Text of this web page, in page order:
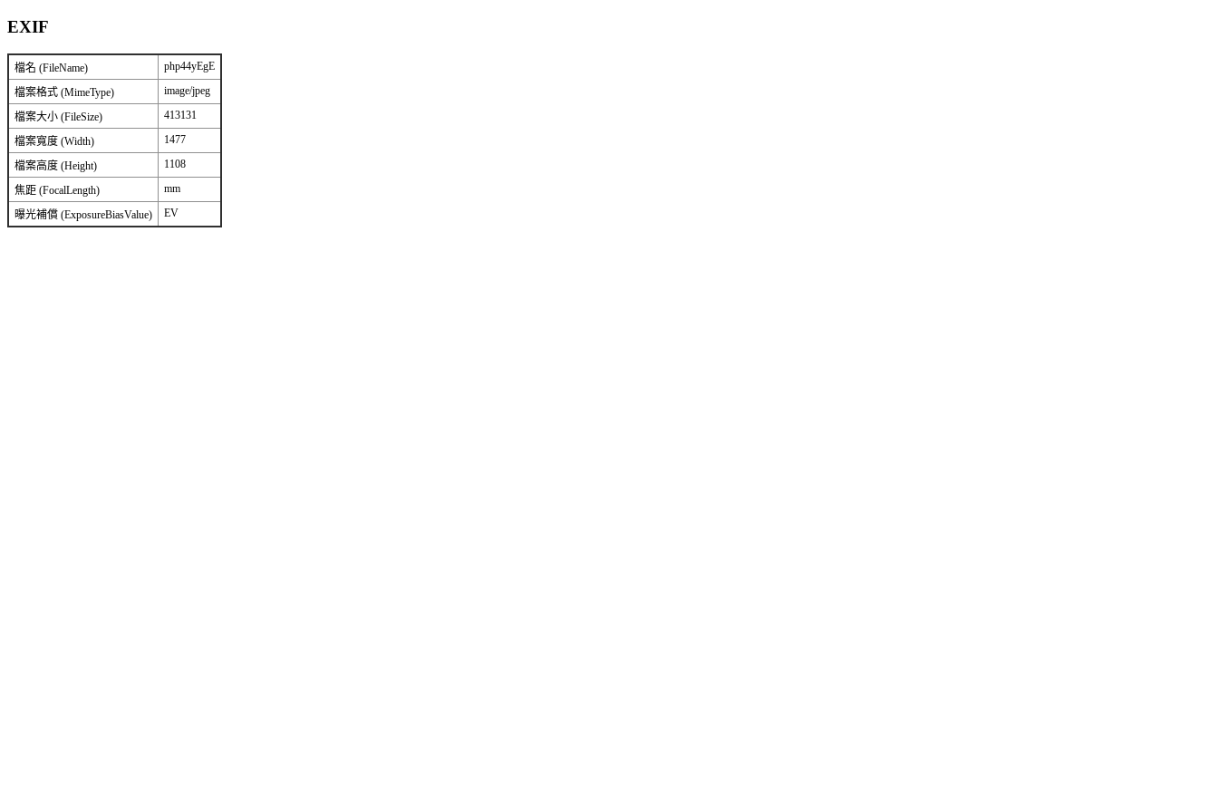
EXIF
檔名 (FileName) php44yEgE
檔案格式 (MimeType) image/jpeg
檔案大小 (FileSize) 413131
檔案寬度 (Width) 1477
檔案高度 (Height) 1108
焦距 (FocalLength) mm
曝光補償 (ExposureBiasValue) EV